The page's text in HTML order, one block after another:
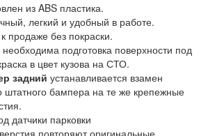
из ABS пластика.
легкий и удобный в работе.
продаже без покраски.
подготовка поверхности под
в цвет кузова на СТО.
задний устанавливается взамен
штатного бампера на те же крепежные
датчики парковки